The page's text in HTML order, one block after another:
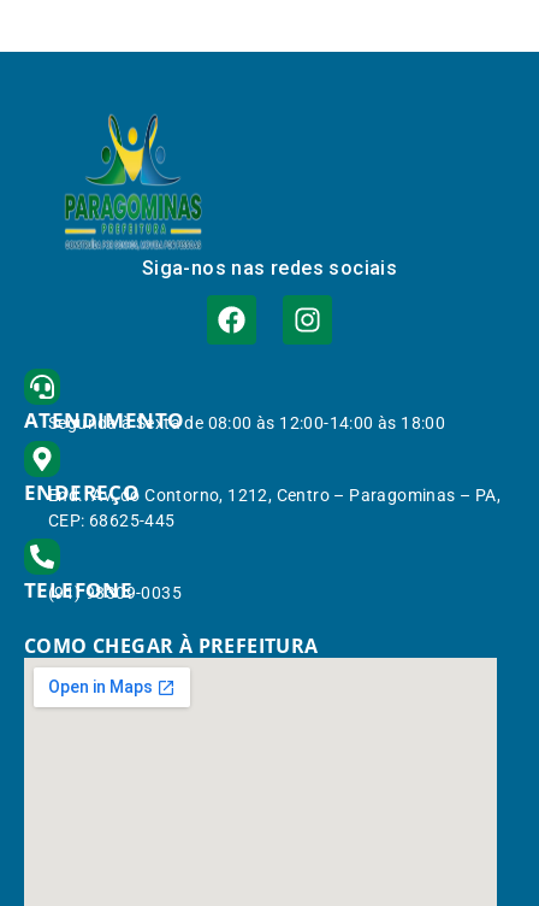
Siga-nos nas redes sociais
ATENDIMENTO
Segunda à Sexta de 08:00 às 12:00-14:00 às 18:00
ENDEREÇO
End.: Av. do Contorno, 1212, Centro – Paragominas – PA,
CEP: 68625-445
TELEFONE
(91) 98309-0035
COMO CHEGAR À PREFEITURA